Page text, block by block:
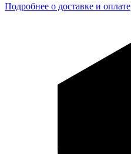
Подробнее о доставке и оплате